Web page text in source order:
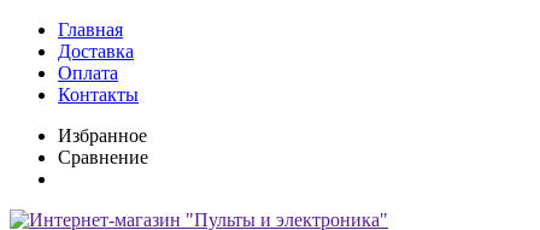
Главная
Доставка
Оплата
Контакты
Избранное
Сравнение